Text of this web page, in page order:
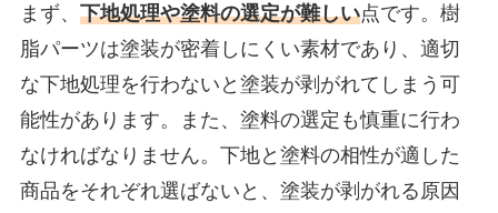
まず、 下地処理や塗料の選定が難しい点です。 樹
脂パーツは塗装が密着しにくい素材であり、適切
な下地処理を行わないと塗装が剥がれてしまう可
能性があります。
また、塗料の選定も慎重に行わ
なければなりません。 下地と塗料の相性が適した
商品をそれぞれ選ばないと、塗装が剥がれる原因